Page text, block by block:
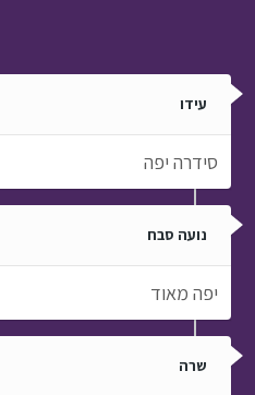
עידו
סידרה יפה
נועה סבח
יפה מאוד
שרה